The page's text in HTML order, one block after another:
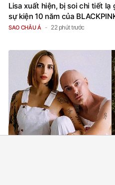
Lisa xuất hiện, bị soi chi tiết
sự kiện 10 năm của
SAO CHÂU Á 22 phút trước